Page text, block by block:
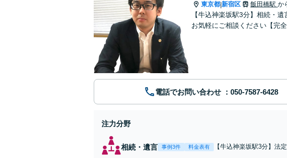
東京都|新宿区 飯田橋駅 か
【牛込神楽坂駅3分】相続・
お気軽にご相談ください【完
電話でお問い合わせ
注力分野
相続・遺言 事例3件 料金表有
【牛込神楽坂駅3分】法